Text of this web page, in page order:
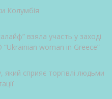
Колумбія
взяла участь у заході
“Ukrainian woman in Greece”
який сприяє торгівлі людьми